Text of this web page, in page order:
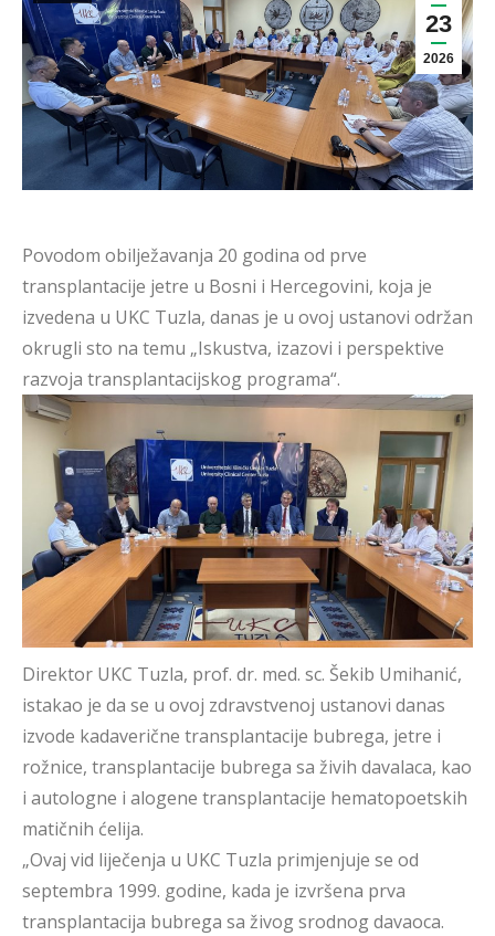
23
2026
Povodom obilježavanja 20 godina od prve
transplantacije jetre u Bosni i Hercegovini, koja je
izvedena u UKC Tuzla, danas je u ovoj ustanovi održan
okrugli sto na temu „Iskustva, izazovi i perspektive
razvoja transplantacijskog programa“.
Direktor UKC Tuzla, prof. dr. med. sc. Šekib Umihanić,
istakao je da se u ovoj zdravstvenoj ustanovi danas
izvode kadaverične transplantacije bubrega, jetre i
rožnice, transplantacije bubrega sa živih davalaca, kao
i autologne i alogene transplantacije hematopoetskih
matičnih ćelija.
„Ovaj vid liječenja u UKC Tuzla primjenjuje se od
septembra 1999. godine, kada je izvršena prva
transplantacija bubrega sa živog srodnog davaoca.